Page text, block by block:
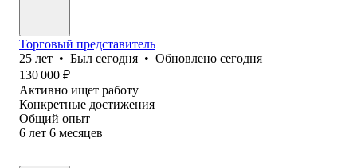
Торговый представитель
25 лет • Был сегодня • Обновлено сегодня
130 000 ₽
Активно ищет работу
Конкретные достижения
Общий опыт
6 лет 6 месяцев